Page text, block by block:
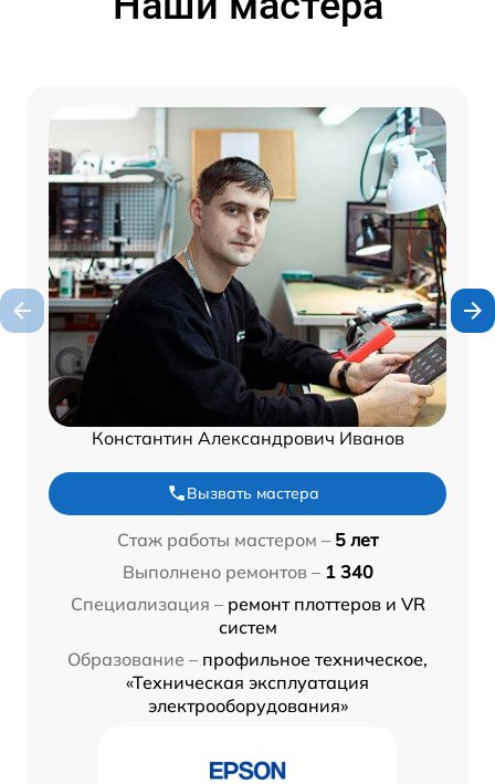
Константин Александрович Иванов
Вызвать мастера
Стаж работы мастером – 5 лет
Выполнено ремонтов – 1 340
Специализация – ремонт плоттеров и VR
систем
Образование – профильное техническое,
«Техническая эксплуатация
электрооборудования»